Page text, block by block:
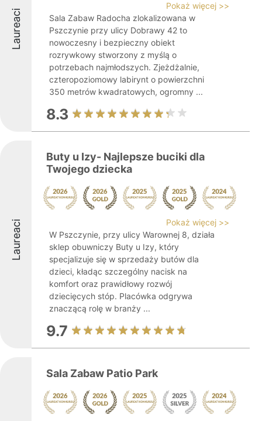
Laureaci
Pokaż więcej >>
Sala Zabaw Radocha zlokalizowana w
Pszczynie przy ulicy Dobrawy 42 to
nowoczesny i bezpieczny obiekt
rozrywkowy stworzony z myślą o
potrzebach najmłodszych. Zjeżdżalnie,
czteropoziomowy labirynt o powierzchni
350 metrów kwadratowych, ogromny ...
8.3
Laureaci
Buty u Izy- Najlepsze buciki dla
Twojego dziecka
Pokaż więcej >>
W Pszczynie, przy ulicy Warownej 8, działa
sklep obuwniczy Buty u Izy, który
specjalizuje się w sprzedaży butów dla
dzieci, kładąc szczególny nacisk na
komfort oraz prawidłowy rozwój
dziecięcych stóp. Placówka odgrywa
znaczącą rolę w branży ...
9.7
Sala Zabaw Patio Park